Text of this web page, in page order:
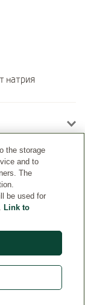
натрия
the storage
and to
The
be used for
Link to